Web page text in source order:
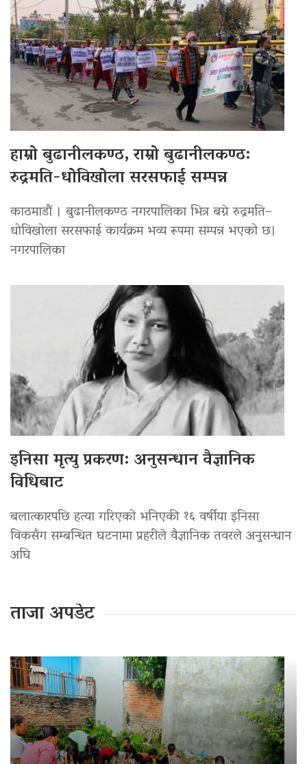
हाम्रो बुढानीलकण्ठ, राम्रो बुढानीलकण्ठ:
रुद्रमति-धोविखोला सरसफाई सम्पन्न
काठमाडौं । बुढानीलकण्ठ नगरपालिका भित्र बग्ने रुद्रमति–
धोविखोला सरसफाई कार्यक्रम भव्य रूपमा सम्पन्न भएको छ।
नगरपालिका
इनिसा मृत्यु प्रकरण: अनुसन्धान वैज्ञानिक
विधिबाट
बलात्कारपछि हत्या गरिएको भनिएकी १६ वर्षीया इनिसा
विकसँग सम्बन्धित घटनामा प्रहरीले वैज्ञानिक तवरले अनुसन्धान
अघि
ताजा अपडेट